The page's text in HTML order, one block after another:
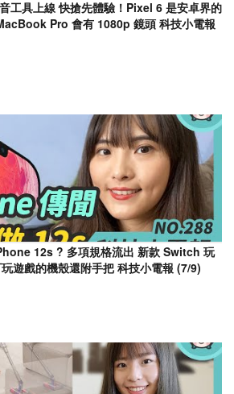
工具上線 快搶先體驗！Pixel 6 是安卓界的
Pro 會有 1080p 鏡頭 科技小電報
12s ? 多項規格流出 新款 Switch 玩
遊戲的機殼還附手把 科技小電報 (7/9)